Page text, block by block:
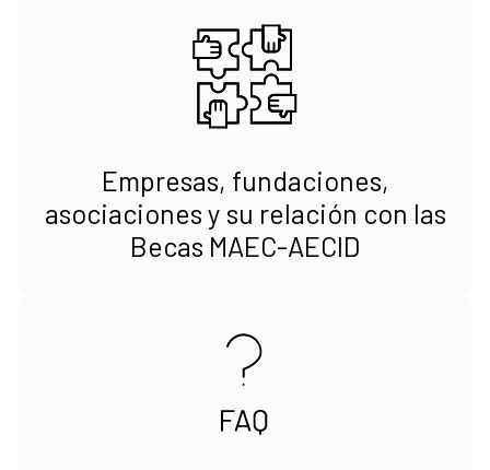
Empresas, fundaciones,
asociaciones y su relación con las
Becas MAEC-AECID